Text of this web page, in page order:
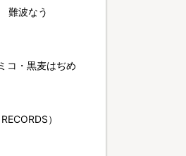
波なう
コ・黒麦はぢめ
）